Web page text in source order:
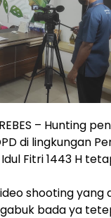
– Hunting
di lingkungan
Fitri 1443 H
shooting yang
bada ya